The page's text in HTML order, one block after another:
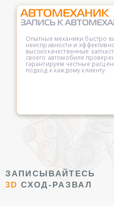
Опытные механики быстро
неисправности и
высококачественные
своего автомобиля
гарантируем честные
подход к каждому клиенту.
ЗАПИСЫВАЙТЕСЬ
3D СХОД-РАЗВАЛ